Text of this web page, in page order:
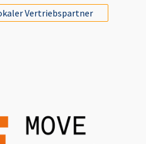
Vertriebspartner